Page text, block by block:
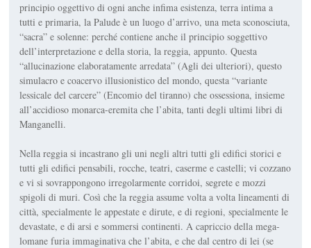
principio oggettivo di ogni anche infima esistenza, terra intima a
tutti e primaria, la Palude è un luogo d’arrivo, una meta sconosciuta,
“sa­cra” e solenne: perché contiene anche il principio soggettivo
dell’interpretazio­ne e della storia, la reggia, appunto. Questa
“allucinazione elaboratamente arredata” (Agli dei ulteriori), questo
simulacro e coacervo illusionistico del mondo, questa “variante
lessicale del carcere” (Encomio del tiranno) che os­sessiona, insieme
all’accidioso monar­ca-eremita che l’abita, tanti degli ulti­mi libri di
Manganelli.
Nella reggia si incastrano gli uni negli altri tutti gli edifici storici e
tutti gli edifici pensabili, rocche, teatri, caser­me e castelli; vi cozzano
e vi si sovrap­pongono irregolarmente corridoi, se­grete e mozzi
spigoli di muri. Così che la reggia assume volta a volta linea­menti di
città, specialmente le appestate e dirute, e di regioni, special­mente le
devastate, e di arsi e sommer­si continenti. A capriccio della mega­
lomane furia immaginativa che l’abi­ta, e che dal centro di lei (se